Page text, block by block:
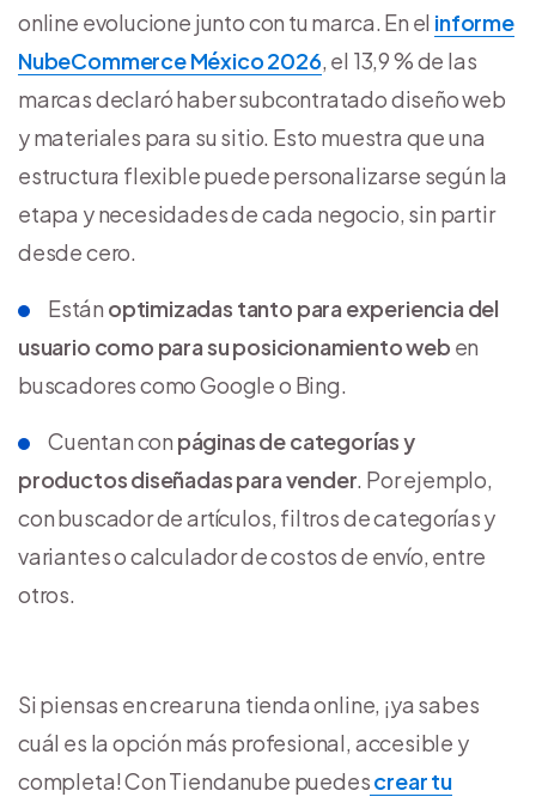
online evolucione junto con tu marca. En el informe
NubeCommerce México 2026, el 13,9 % de las
marcas declaró haber subcontratado diseño web
y materiales para su sitio. Esto muestra que una
estructura flexible puede personalizarse según la
etapa y necesidades de cada negocio, sin partir
desde cero.
Están optimizadas tanto para experiencia del
usuario como para su posicionamiento web en
buscadores como Google o Bing.
Cuentan con páginas de categorías y
productos diseñadas para vender. Por ejemplo,
con buscador de artículos, filtros de categorías y
variantes o calculador de costos de envío, entre
otros.
Si piensas en crear una tienda online, ¡ya sabes
cuál es la opción más profesional, accesible y
completa! Con Tiendanube puedescrear tu